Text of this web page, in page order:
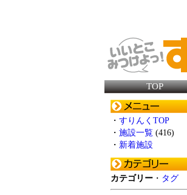
TOP
・ すりんくTOP
・ 施設一覧 (416)
・ 新着施設
カテゴリー ・ タグ